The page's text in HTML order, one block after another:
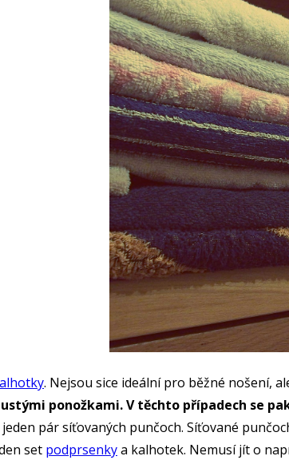
. Nejsou sice ideální pro běžné nošení,
ponožkami. V těchto případech se
pár síťovaných punčoch. Síťované
set podprsenkya kalhotek. Nemusí jít o